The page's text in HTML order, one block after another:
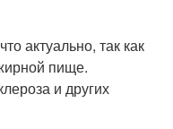
актуально, так как
пище.
и других